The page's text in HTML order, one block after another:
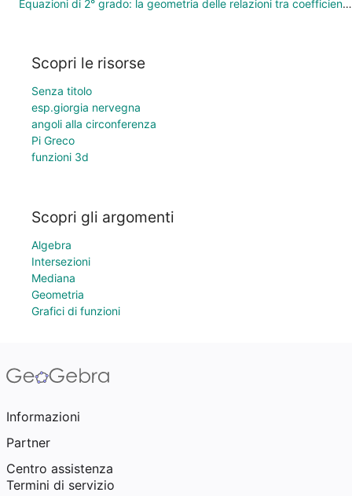
Equazioni di 2° grado: la geometria delle relazioni tra coefficienti e soluzioni
Scopri le risorse
Senza titolo
esp.giorgia nervegna
angoli alla circonferenza
Pi Greco
funzioni 3d
Scopri gli argomenti
Algebra
Intersezioni
Mediana
Geometria
Grafici di funzioni
Informazioni
Partner
Centro assistenza
Termini di servizio